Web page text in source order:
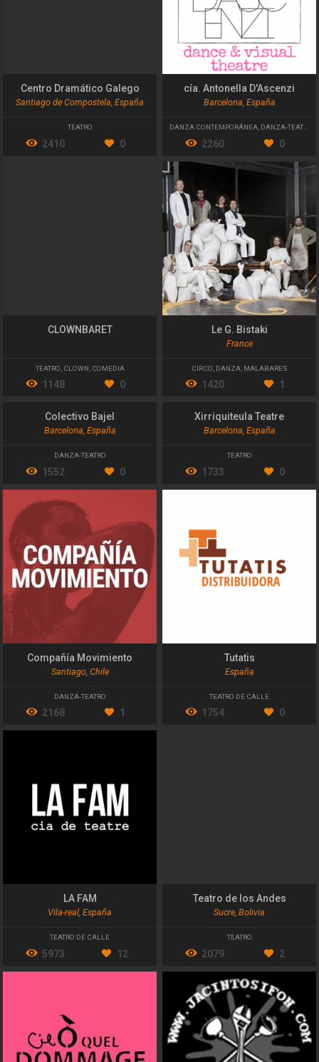
Centro Dramático Galego
Santiago de Compostela, España
TEATRO
2410 0
cía. Antonella D'Ascenzi
Barcelona, España
DANZA CONTEMPORÁNEA DANZA-TEATRO
2260 0
CLOWNBARET
TEATRO CLOWN COMEDIA
1148 0
Le G. Bistaki
France
CIRCO DANZA, MALABARES
1420 1
Colectivo Bajel
Barcelona, España
DANZA-TEATRO
1552 0
Xirriquiteula Teatre
Barcelona, España
TEATRO
1733 0
Compañía Movimiento
Santiago, Chile
DANZA-TEATRO
2168 1
Tutatis
España
TEATRO DE CALLE
1754 0
LA FAM
Vila-real, España
TEATRO DE CALLE
5973 12
Teatro de los Andes
Sucre, Bolivia
TEATRO
2079 2